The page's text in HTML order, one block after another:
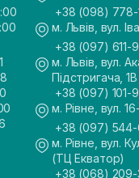
+38 (098) 778-
м. Львів, вул.
+38 (097) 611-
м. Львів, вул.
Підстригача,
+38 (097) 101-
м. Рівне, вул.
+38 (097) 544-
м. Рівне, вул.
(ТЦ Екватор)
+38 (068)